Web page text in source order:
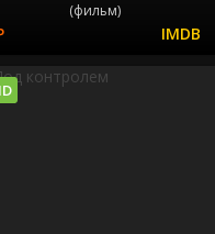
(фильм)